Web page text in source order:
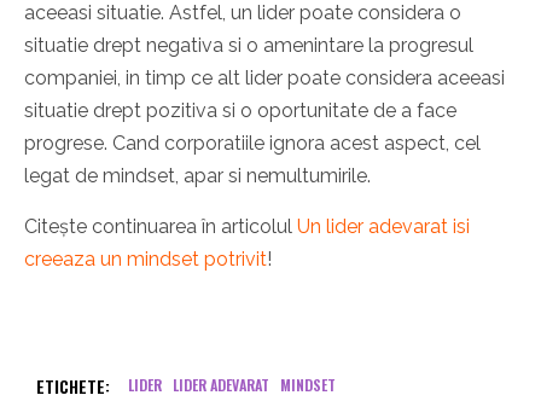
aceeasi situatie. Astfel, un lider poate considera o
situatie drept negativa si o amenintare la progresul
companiei, in timp ce alt lider poate considera aceeasi
situatie drept pozitiva si o oportunitate de a face
progrese. Cand corporatiile ignora acest aspect, cel
legat de mindset, apar si nemultumirile.
Citește continuarea în articolul Un lider adevarat isi
creeaza un mindset potrivit!
ETICHETE: LIDER LIDER ADEVARAT MINDSET